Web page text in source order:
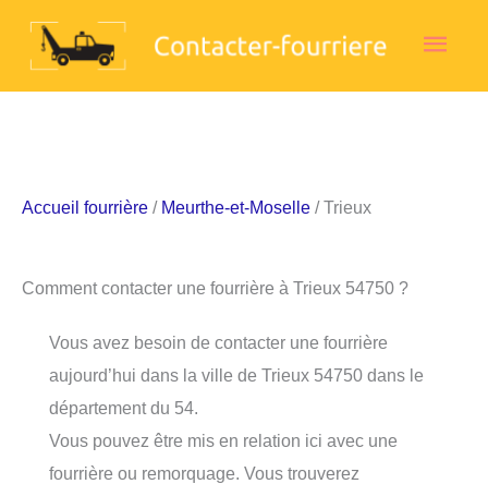
Accueil fourrière / Meurthe-et-Moselle / Trieux
Comment contacter une fourrière à Trieux 54750 ?
Vous avez besoin de contacter une fourrière
aujourd’hui dans la ville de Trieux 54750 dans le
département du 54.
Vous pouvez être mis en relation ici avec une
fourrière ou remorquage. Vous trouverez